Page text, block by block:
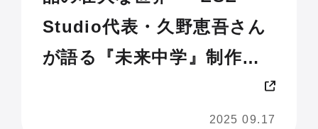
Studio代表・久野恵吾さん
が語る『未来中学』制作の
2025 09.17